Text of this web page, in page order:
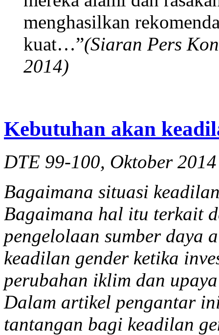
menghasilkan
kuat…”(Siaran Pers
2014)
Kebutuhan akan
DTE 99-100, Oktober 2014
Bagaimana situasi
Bagaimana hal itu terkait
pengelolaan sumber daya
keadilan gender ketika
perubahan iklim dan
Dalam artikel pengantar
tantangan bagi keadilan